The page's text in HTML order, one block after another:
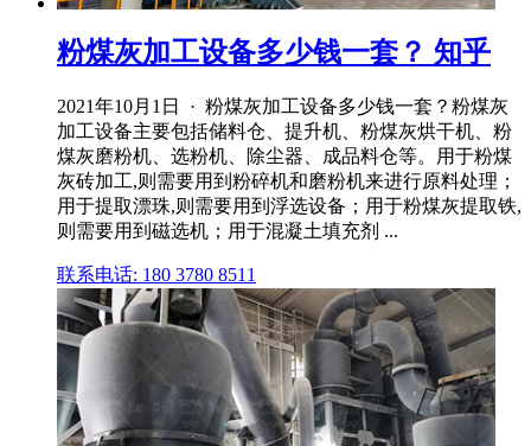
粉煤灰加工设备多少钱一套？ 知乎
2021年10月1日 · 粉煤灰加工设备多少钱一套？粉煤灰
加工设备主要包括储料仓、提升机、粉煤灰烘干机、粉
煤灰磨粉机、选粉机、除尘器、成品料仓等。用于粉煤
灰砖加工,则需要用到粉碎机和磨粉机来进行原料处理；
用于提取漂珠,则需要用到浮选设备；用于粉煤灰提取铁,
则需要用到磁选机；用于混凝土填充剂 ...
联系电话: 180 3780 8511